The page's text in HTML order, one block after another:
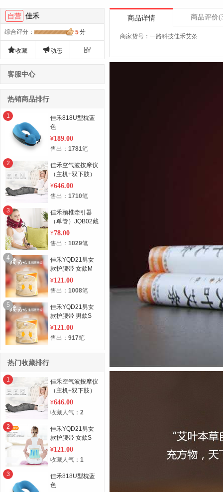
商品详情 商品评价
商家货号：一路科技佳禾艾条
自营 佳禾
综合评分 ： 5分
收藏 动态 
客服中心
热销商品排行
1
佳禾818U型枕蓝
色
¥189.00
售出： 1781笔
2
佳禾空气波按摩仪
（主机+双下肢）
¥646.00
售出： 1710笔
3
佳禾颈椎牵引器
（单管）JQB02藏
蓝
¥78.00
售出： 1029笔
4
佳禾YQD21男女
款护腰带 女款M
¥121.00
售出： 1008笔
5
佳禾YQD21男女
款护腰带 男款S
¥121.00
售出： 917笔
热门收藏排行
1
佳禾空气波按摩仪
（主机+双下肢）
¥646.00
收藏人气： 2
2
佳禾YQD21男女
款护腰带 女款S
¥121.00
收藏人气： 1
3
佳禾818U型枕蓝
色